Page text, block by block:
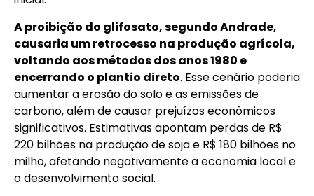
A proibição do glifosato, segundo Andrade,
causaria um retrocesso na produção agrícola,
voltando aos métodos dos anos 1980 e
encerrando o plantio direto. Esse cenário poderia
aumentar a erosão do solo e as emissões de
carbono, além de causar prejuízos econômicos
significativos. Estimativas apontam perdas de R$
220 bilhões na produção de soja e R$ 180 bilhões no
milho, afetando negativamente a economia local e
o desenvolvimento social.